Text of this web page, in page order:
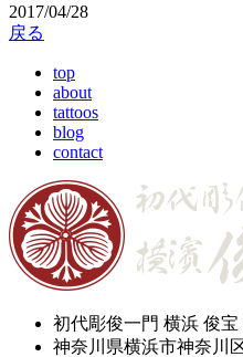
2017/04/28
戻る
top
about
tattoos
blog
contact
初代彫俊一門 横浜 俊
神奈川県横浜市神奈川